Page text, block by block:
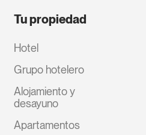
Tu propiedad
Hotel
Grupo hotelero
Alojamiento y
desayuno
Apartamentos